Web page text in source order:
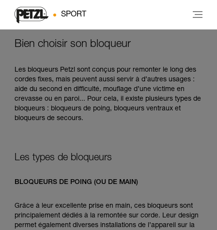
SPORT
Bien choisir son bloqueur
Les bloqueurs Petzl sont conçus pour remonter le long des
cordes fixes, mais peuvent aussi servir à d’autres usages :
aide du second en difficulté, mouflage d’une victime en
crevasse ou en paroi... Pour cela, il existe plusieurs types de
bloqueurs : bloqueurs de poing, bloqueurs ventraux et
bloqueurs de secours.
Les types de bloqueurs
BLOQUEURS DE POING (OU DE MAIN)
Grâce à leur excellente prise en main, ces bloqueurs sont
principalement dédiés à la remontée sur corde. Leur design
permet également diverses installations de l’appareil sur la